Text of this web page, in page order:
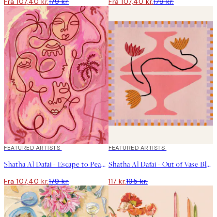
40%*
FEATURED ARTISTS
Shatha Al Dafai - Escape to Peace Plakat
Fra 107,40 kr.179 kr.
40%*
FEATURED ARTISTS
Shatha Al Dafai - Out of Vase Blooms 8 Plakat
117 kr.195 kr.